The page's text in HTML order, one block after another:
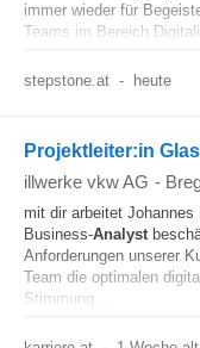
immer wieder für
Teams im Bereich
stepstone.at - heute
Projektleiter:in
illwerke vkw AG -
mit dir arbeitet Johannes
Business-Analyst
Anforderungen unserer
Team die optimalen
Stimmung...